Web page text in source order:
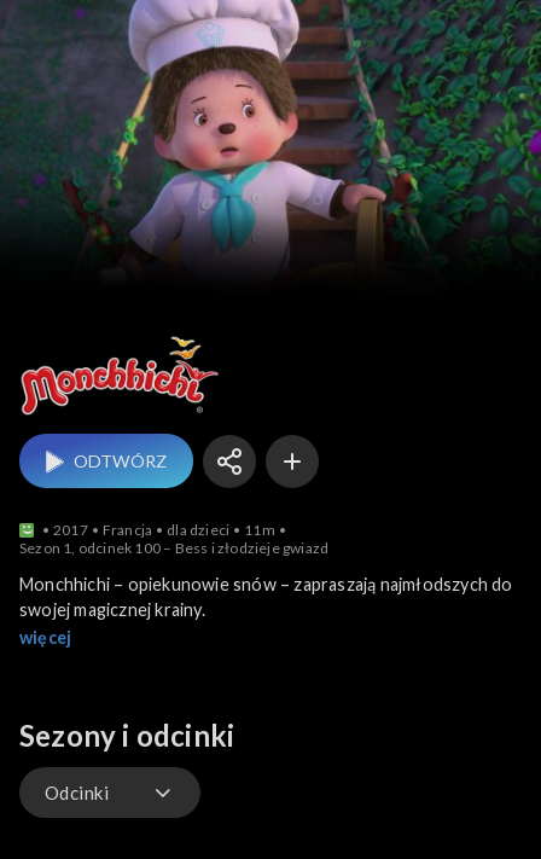
Monchhichi
ODTWÓRZ
2017 Francja dla dzieci
11m
Sezon 1, odcinek 100 – Bess i złodzieje gwiazd
Monchhichi – opiekunowie snów – zapraszają najmłodszych do
swojej magicznej krainy.
więcej
Sezony i odcinki
Odcinki